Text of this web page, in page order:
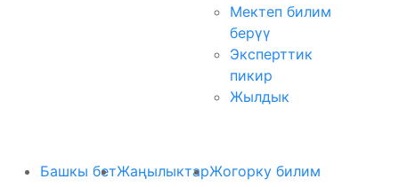
Мектеп билим
берүү
Эксперттик
пикир
Жылдык
Башкы бетЖаңылыктарЖогорку билим